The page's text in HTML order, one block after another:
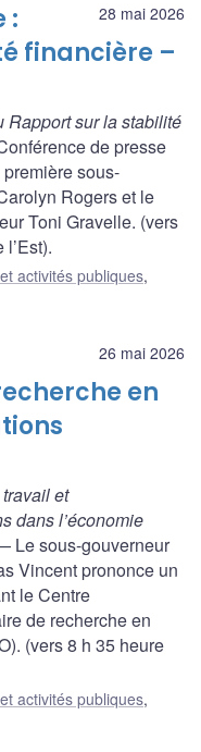
28 mai 2026
:
financière –
Rapport sur la stabilité
de presse
sous-
Rogers et le
Toni Gravelle. (vers
activités publiques,
26 mai 2026
en
et
dans l’économie
Le sous-gouverneur
Vincent prononce un
le Centre
de recherche en
(vers 8 h 35 heure
activités publiques,